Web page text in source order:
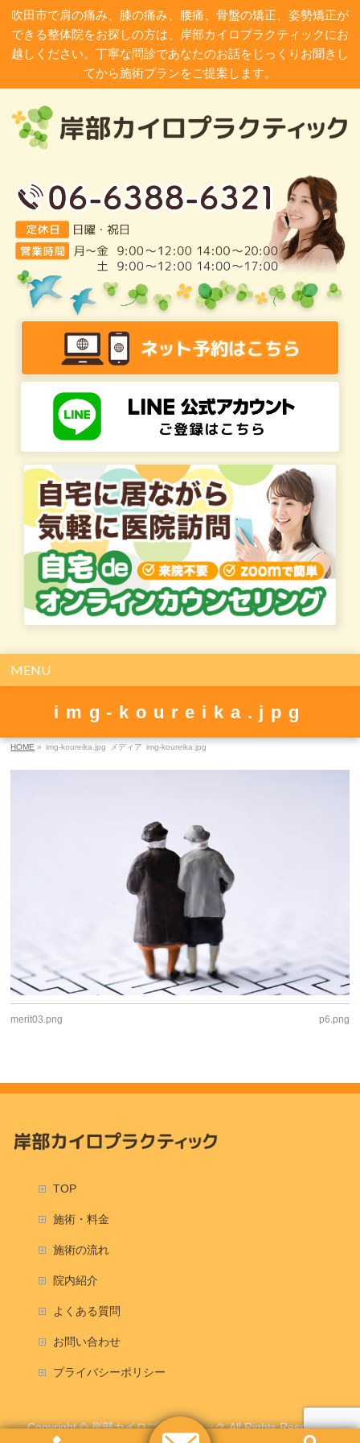
吹田市で肩の痛み、膝の痛み、腰痛、骨盤の矯正、姿勢矯正が
できる整体院をお探しの方は、岸部カイロプラクティックにお
越しください。丁寧な問診であなたのお話をじっくりお聞きし
てから施術プランをご提案します。
MENU
img-koureika.jpg
HOME » img-koureika.jpg メディア img-koureika.jpg
merit03.png p6.png
TOP
施術・料金
施術の流れ
院内紹介
よくある質問
お問い合わせ
プライバシーポリシー
Copyright ©岸部カイロプラクティックAll Rights Reserved.